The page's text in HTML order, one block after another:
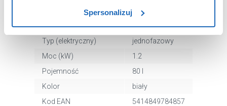
Aby uzyskać więcej informacji na temat plików plików
cookie, kliknij „Ustawienia plików cookie”.
dlaczego ich przepisy, przejdź do zakładu „Informacje o
plikach cookie”.
Spersonalizuj
Nr katalogowy
3629064
Rodzaj
elektryczny
Typ (elektryczny)
jednofazowy
Moc (kW)
1.2
Pojemność
80 l
Kolor
biały
Kod EAN
5414849784857